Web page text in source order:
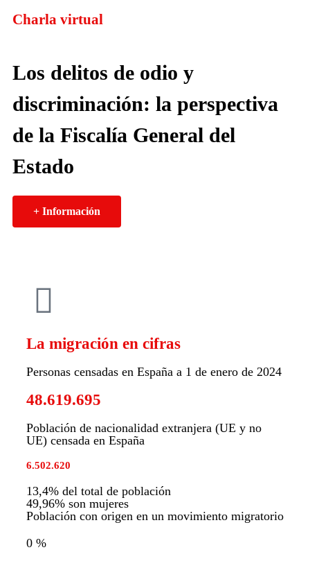
Charla virtual
Los delitos de odio y
discriminación: la perspectiva
de la Fiscalía General del
Estado
+ Información
La migración en cifras
Personas censadas en España a 1 de enero de 2024
48.619.695
Población de nacionalidad extranjera (UE y no
UE) censada en España
6.502.620
13,4% del total de población
49,96% son mujeres
Población con origen en un movimiento migratorio
0 %